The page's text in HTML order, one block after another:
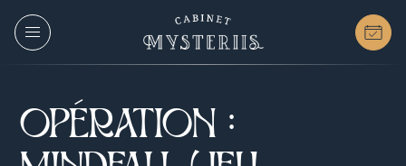
OPÉRATION :